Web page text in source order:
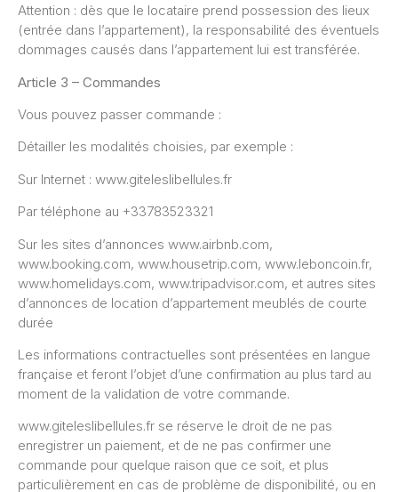
Attention : dès que le locataire prend possession des lieux
(entrée dans l’appartement), la responsabilité des éventuels
dommages causés dans l’appartement lui est transférée.
Article 3 – Commandes
Vous pouvez passer commande :
Détailler les modalités choisies, par exemple :
Sur Internet : www.giteleslibellules.fr
Par téléphone au +33783523321
Sur les sites d’annonces www.airbnb.com,
www.booking.com, www.housetrip.com, www.leboncoin.fr,
www.homelidays.com, www.tripadvisor.com, et autres sites
d’annonces de location d’appartement meublés de courte
durée
Les informations contractuelles sont présentées en langue
française et feront l’objet d’une confirmation au plus tard au
moment de la validation de votre commande.
www.giteleslibellules.fr se réserve le droit de ne pas
enregistrer un paiement, et de ne pas confirmer une
commande pour quelque raison que ce soit, et plus
particulièrement en cas de problème de disponibilité, ou en